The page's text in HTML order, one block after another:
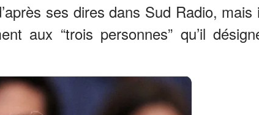
ses dires dans Sud Radio, mais
aux “trois personnes” qu’il